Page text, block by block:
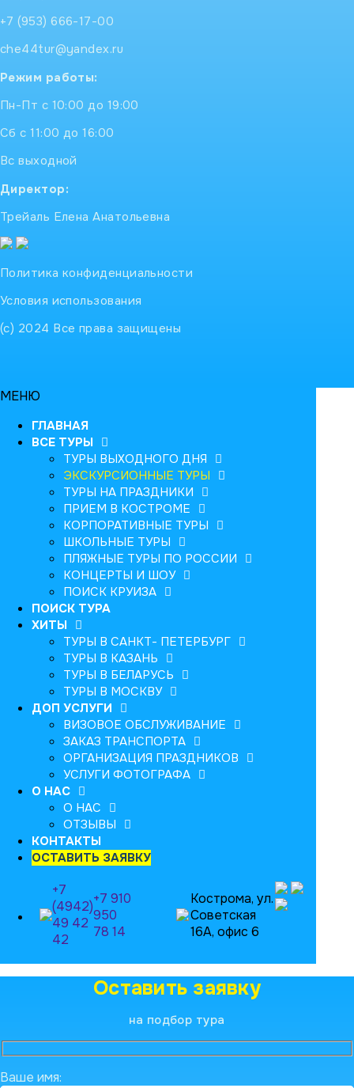
+7 (953) 666-17-00
che44tur@yandex.ru
Режим работы:
Пн-Пт с 10:00 до 19:00
Сб с 11:00 до 16:00
Вс выходной
Директор:
Трейаль Елена Анатольевна
Политика конфиденциальности
Условия использования
(с) 2024 Все права защищены
МЕНЮ
ГЛАВНАЯ
ВСЕ ТУРЫ
ТУРЫ ВЫХОДНОГО ДНЯ
ЭКСКУРСИОННЫЕ ТУРЫ
ТУРЫ НА ПРАЗДНИКИ
ПРИЕМ В КОСТРОМЕ
КОРПОРАТИВНЫЕ ТУРЫ
ШКОЛЬНЫЕ ТУРЫ
ПЛЯЖНЫЕ ТУРЫ ПО РОССИИ
КОНЦЕРТЫ И ШОУ
ПОИСК КРУИЗА
ПОИСК ТУРА
ХИТЫ
ТУРЫ В САНКТ- ПЕТЕРБУРГ
ТУРЫ В КАЗАНЬ
ТУРЫ В БЕЛАРУСЬ
ТУРЫ В МОСКВУ
ДОП УСЛУГИ
ВИЗОВОЕ ОБСЛУЖИВАНИЕ
ЗАКАЗ ТРАНСПОРТА
ОРГАНИЗАЦИЯ ПРАЗДНИКОВ
УСЛУГИ ФОТОГРАФА
О НАС
О НАС
ОТЗЫВЫ
КОНТАКТЫ
ОСТАВИТЬ ЗАЯВКУ
+7
(4942)
49 42
42
+7 910
950
78 14
Кострома, ул.
Советская
16А, офис 6
Оставить заявку
на подбор тура
Ваше имя: